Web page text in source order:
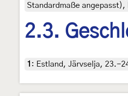
Standardmaße angepasst),
2.3.
1 : Estland, Järvselja, 23.-